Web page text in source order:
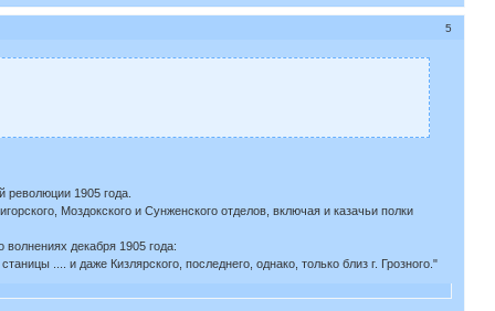
5
революции 1905 года.
Моздокского и Сунженского отделов, включая и казачьи полки
декабря 1905 года:
.... и даже Кизлярского, последнего, однако, только близ г. Грозного."